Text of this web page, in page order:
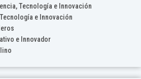
Tecnología e Innovación
e Innovación
e Innovador